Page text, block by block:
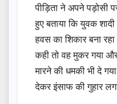
पीड़िता ने अपने पड़ोसी
हुए बताया कि युवक
हवस का शिकार बना
कही तो वह मुकर गया
मारने की धमकी भी दे
देकर इंसाफ की गुहार